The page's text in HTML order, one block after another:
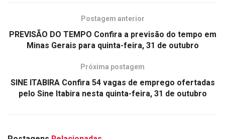
Postagem anterior
PREVISÃO DO TEMPO Confira a previsão do tempo em
Minas Gerais para quinta-feira, 31 de outubro
Próxima postagem
SINE ITABIRA Confira 54 vagas de emprego ofertadas
pelo Sine Itabira nesta quinta-feira, 31 de outubro